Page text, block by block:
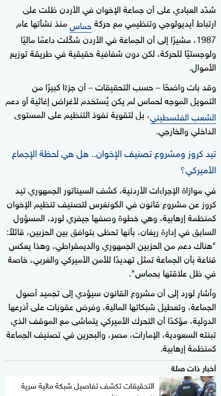
شدّد العبادي على أن جماعة الإخوان في الأردن ظلت على
ارتباط أيديولوجي وتنظيمي مع حركةحماسمنذ نشأتها عام
1987، مشيرًا إلى أن الجماعة في الأردن شكّلت داعمًا ماليًا
ولوجستيًا للحركة، لكن دون شفافية حقيقية في طريقة توزيع
الأموال.
وقد بات واضحًا – حسب التحقيقات – أن جزءًا كبيرًا من
التمويل الموجه لحماس لم يكن يُستخدم لأغراض إغاثية أو دعم
الشعب الفلسطيني، بل لتقوية نفوذ التنظيم على المستوى
الداخلي والخارجي.
تيد كروز ومشروع تصنيف الإخوان.. هل هي لحظة الإجماع
الأميركي؟
في موازاة الإجراءات الأردنية، كشف السيناتور الجمهوري تيد
كروز عن مشروع قانون في الكونغرس لتصنيف تنظيم الإخوان
كمنظمة إرهابية، وهي خطوة وصفها جيفري لورد، المسؤول
السابق في إدارة ريغان، بأنها تحظى بتوافق بين الحزبين، قائلاً:
"هناك دعم من الحزبين الجمهوري والديمقراطي، وهذا يعكس
قناعة بأن الجماعة تمثل تهديدًا للأمن الأميركي والغربي، خاصة
في ظل علاقتها بحماس".
وأشار لورد إلى أن مشروع القانون سيؤدي إلى تجميد أصول
الجماعة، وتعطيل شبكاتها المالية، وفرض عقوبات على أذرعها
الدولية، مؤكدًا أن التحرك الأميركي يتماشى مع الموقف الذي
تبنته السعودية، الإمارات، مصر، والبحرين في تصنيف الجماعة
كمنظمة إرهابية.
أخبار ذات صلة
التحقيقات تكشف تفاصيل شبكة مالية سرية